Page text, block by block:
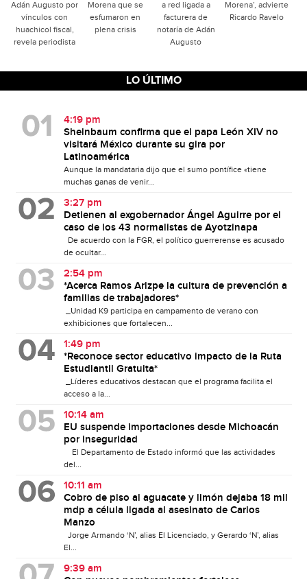
Adán Augusto por
vínculos con
huachicol fiscal,
revela periodista
Morena que se
esfumaron en
plena crisis
a red ligada a
facturera de
notaría de Adán
Augusto
Morena’, advierte
Ricardo Ravelo
LO ÚLTIMO
4:19 pm
Sheinbaum confirma que el papa León XIV no
visitará México durante su gira por
Latinoamérica
Aunque la mandataria dijo que el sumo pontífice «tiene
muchas ganas de venir...
3:27 pm
Detienen al exgobernador Ángel Aguirre por el
caso de los 43 normalistas de Ayotzinapa
De acuerdo con la FGR, el político guerrerense es acusado
de ocultar...
2:54 pm
*Acerca Ramos Arizpe la cultura de prevención a
familias de trabajadores*
_Unidad K9 participa en campamento de verano con
exhibiciones que fortalecen...
1:49 pm
*Reconoce sector educativo impacto de la Ruta
Estudiantil Gratuita*
_Líderes educativos destacan que el programa facilita el
acceso a la...
10:14 am
EU suspende importaciones desde Michoacán
por inseguridad
El Departamento de Estado informó que las actividades
del...
10:11 am
Cobro de piso al aguacate y limón dejaba 18 mil
mdp a célula ligada al asesinato de Carlos
Manzo
Jorge Armando ‘N’, alias El Licenciado, y Gerardo ‘N’, alias
El...
9:39 am